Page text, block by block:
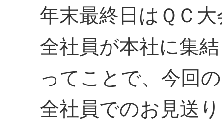
年末最終日はＱＣ
全社員が本社に集
ってことで、今回
全社員でのお見送